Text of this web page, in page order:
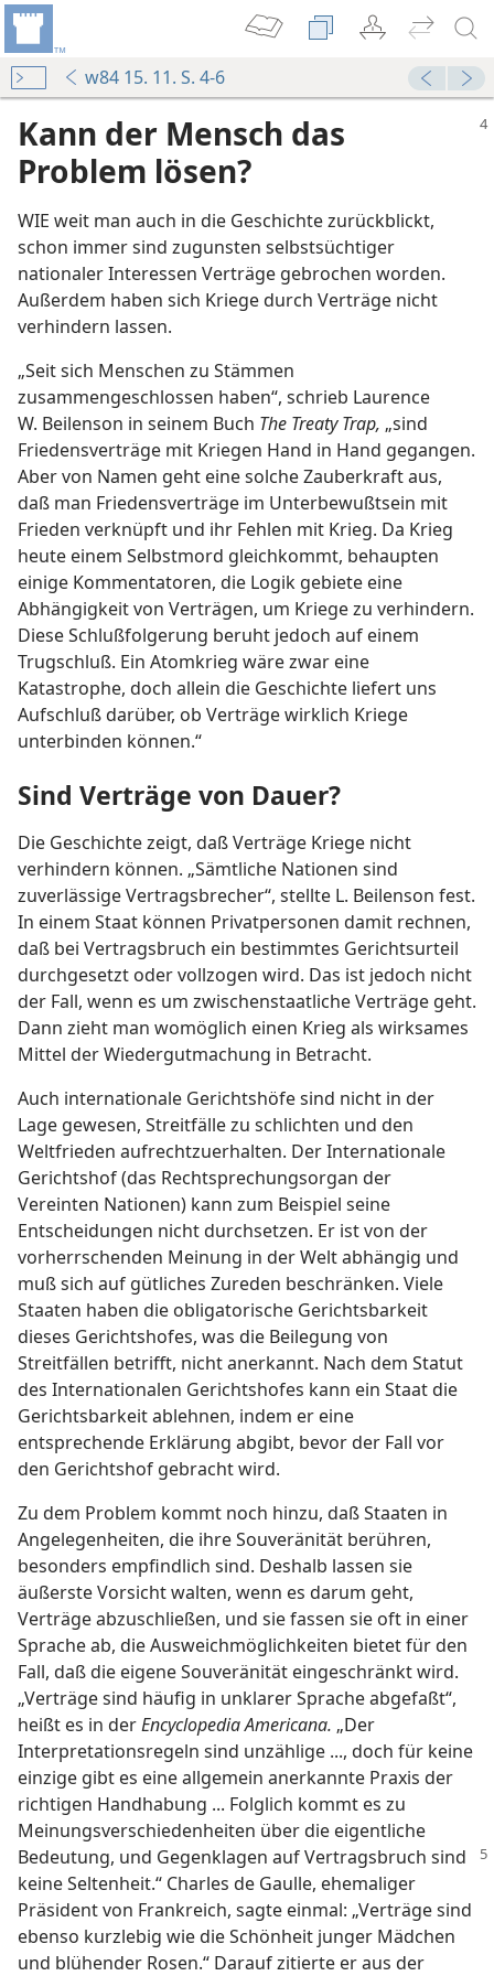
w84 15. 11. S. 4-6
Kann der Mensch das
Problem lösen?
WIE weit man auch in die Geschichte zurückblickt,
schon immer sind zugunsten selbstsüchtiger
nationaler Interessen Verträge gebrochen worden.
Außerdem haben sich Kriege durch Verträge nicht
verhindern lassen.
„Seit sich Menschen zu Stämmen
zusammengeschlossen haben“, schrieb Laurence
W. Beilenson in seinem Buch The Treaty Trap, „sind
Friedensverträge mit Kriegen Hand in Hand gegangen.
Aber von Namen geht eine solche Zauberkraft aus,
daß man Friedensverträge im Unterbewußtsein mit
Frieden verknüpft und ihr Fehlen mit Krieg. Da Krieg
heute einem Selbstmord gleichkommt, behaupten
einige Kommentatoren, die Logik gebiete eine
Abhängigkeit von Verträgen, um Kriege zu verhindern.
Diese Schlußfolgerung beruht jedoch auf einem
Trugschluß. Ein Atomkrieg wäre zwar eine
Katastrophe, doch allein die Geschichte liefert uns
Aufschluß darüber, ob Verträge wirklich Kriege
unterbinden können.“
Sind Verträge von Dauer?
Die Geschichte zeigt, daß Verträge Kriege nicht
verhindern können. „Sämtliche Nationen sind
zuverlässige Vertragsbrecher“, stellte L. Beilenson fest.
In einem Staat können Privatpersonen damit rechnen,
daß bei Vertragsbruch ein bestimmtes Gerichtsurteil
durchgesetzt oder vollzogen wird. Das ist jedoch nicht
der Fall, wenn es um zwischenstaatliche Verträge geht.
Dann zieht man womöglich einen Krieg als wirksames
Mittel der Wiedergutmachung in Betracht.
Auch internationale Gerichtshöfe sind nicht in der
Lage gewesen, Streitfälle zu schlichten und den
Weltfrieden aufrechtzuerhalten. Der Internationale
Gerichtshof (das Rechtsprechungsorgan der
Vereinten Nationen) kann zum Beispiel seine
Entscheidungen nicht durchsetzen. Er ist von der
vorherrschenden Meinung in der Welt abhängig und
muß sich auf gütliches Zureden beschränken. Viele
Staaten haben die obligatorische Gerichtsbarkeit
dieses Gerichtshofes, was die Beilegung von
Streitfällen betrifft, nicht anerkannt. Nach dem Statut
des Internationalen Gerichtshofes kann ein Staat die
Gerichtsbarkeit ablehnen, indem er eine
entsprechende Erklärung abgibt, bevor der Fall vor
den Gerichtshof gebracht wird.
Zu dem Problem kommt noch hinzu, daß Staaten in
Angelegenheiten, die ihre Souveränität berühren,
besonders empfindlich sind. Deshalb lassen sie
äußerste Vorsicht walten, wenn es darum geht,
Verträge abzuschließen, und sie fassen sie oft in einer
Sprache ab, die Ausweichmöglichkeiten bietet für den
Fall, daß die eigene Souveränität eingeschränkt wird.
„Verträge sind häufig in unklarer Sprache abgefaßt“,
heißt es in derEncyclopedia Americana. „Der
Interpretationsregeln sind unzählige ..., doch für keine
einzige gibt es eine allgemein anerkannte Praxis der
richtigen Handhabung ... Folglich kommt es zu
Meinungsverschiedenheiten über die eigentliche
Bedeutung, und Gegenklagen auf Vertragsbruch sind
keine Seltenheit.“ Charles de Gaulle, ehemaliger
Präsident von Frankreich, sagte einmal: „Verträge sind
ebenso kurzlebig wie die Schönheit junger Mädchen
und blühender Rosen.“ Darauf zitierte er aus der